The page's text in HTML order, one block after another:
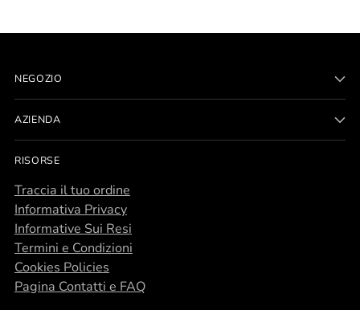
NEGOZIO
AZIENDA
RISORSE
Traccia il tuo ordine
Informativa Privacy
Informative Sui Resi
Termini e Condizioni
Cookies Policies
Pagina Contatti e FAQ